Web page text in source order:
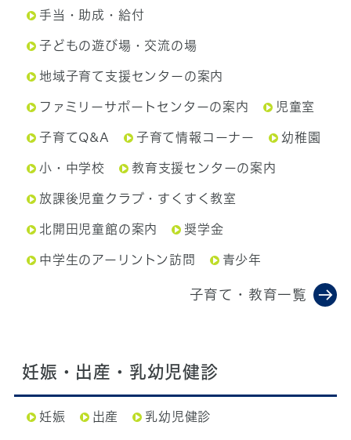
手当・助成・給付
子どもの遊び場・交流の場
地域子育て支援センターの案内
ファミリーサポートセンターの案内 児童室
子育てQ&A 子育て情報コーナー 幼稚園
小・中学校 教育支援センターの案内
放課後児童クラブ・すくすく教室
北開田児童館の案内 奨学金
中学生のアーリントン訪問 青少年
子育て・教育一覧
妊娠・出産・乳幼児健診
妊娠 出産 乳幼児健診